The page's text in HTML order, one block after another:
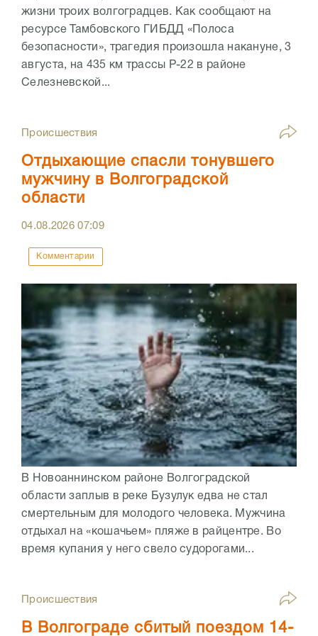
жизни троих волгоградцев. Как сообщают на
ресурсе Тамбовского ГИБДД «Полоса
безопасности», трагедия произошла накануне, 3
августа, на 435 км трассы Р-22 в районе
Селезневской...
Происшествия
Отдыхающие спасли тонувшего
мужчину в Волгоградской
области
04.08.202607:09
Комментарии
В Новоаннинском районе Волгоградской
области заплыв в реке Бузулук едва не стал
смертельным для молодого человека. Мужчина
отдыхал на «кошачьем» пляже в райцентре. Во
время купания у него свело судорогами...
Происшествия
В Волгограде сбитый поездом 14-